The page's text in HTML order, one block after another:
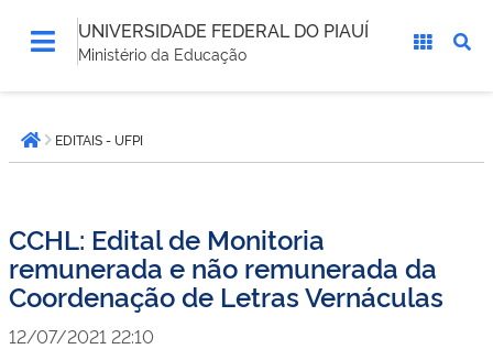
UNIVERSIDADE FEDERAL DO PIAUÍ
Ministério da Educação
está
aqui:Página inicial
EDITAIS - UFPI
CCHL: Edital de Monitoria
remunerada e não remunerada da
Coordenação de Letras Vernáculas
12/07/2021 22:10